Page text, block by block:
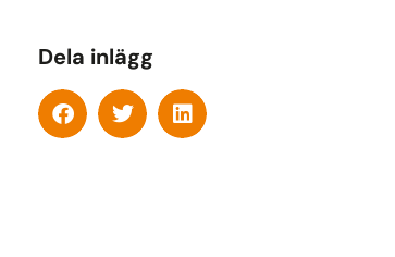
Dela inlägg